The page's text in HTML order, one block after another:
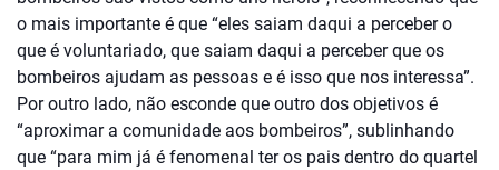
o mais importante é que “eles saiam daqui a perceber o
que é voluntariado, que saiam daqui a perceber que os
bombeiros ajudam as pessoas e é isso que nos interessa”.
Por outro lado, não esconde que outro dos objetivos é
“aproximar a comunidade aos bombeiros”, sublinhando
que “para mim já é fenomenal ter os pais dentro do quartel